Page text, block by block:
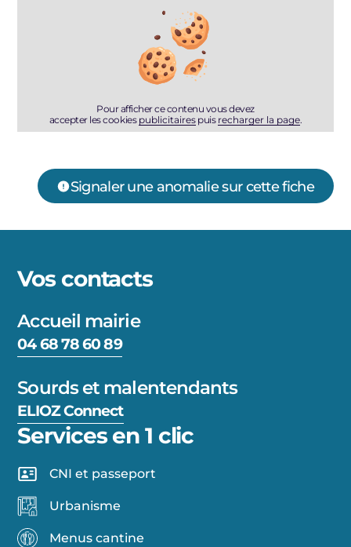
Pour afficher ce contenu vous devez
accepter les cookies publicitairespuis recharger la page.
Signaler une anomalie sur cette fiche
Vos contacts
Accueil mairie
04 68 78 60 89
Sourds et malentendants
ELIOZ Connect
Services en 1 clic
CNI et passeport
Urbanisme
Menus cantine